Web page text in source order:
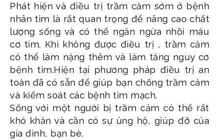
Phát hiện và điều trị trầm cảm sớm ở bệnh
nhân tim là rất quan trọng để nâng cao chất
lượng sống và có thể ngăn ngừa nhồi máu
cơ tim. Khi không được điều trị , trầm cảm
có thể làm nặng thêm và làm tăng nguy cơ
bệnh tim.Hiện tại phương pháp điều trị an
toàn đã có sẵn để giúp bạn chống trầm cảm
và kiểm soát các bệnh tim mạch.
Sống với một người bị trầm cảm có thể rất
khó khăn và cần có sự ủng hộ, giúp đỡ của
gia đình, bạn bè.